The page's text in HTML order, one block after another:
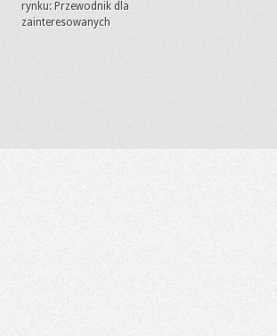
rynku: Przewodnik dla
zainteresowanych